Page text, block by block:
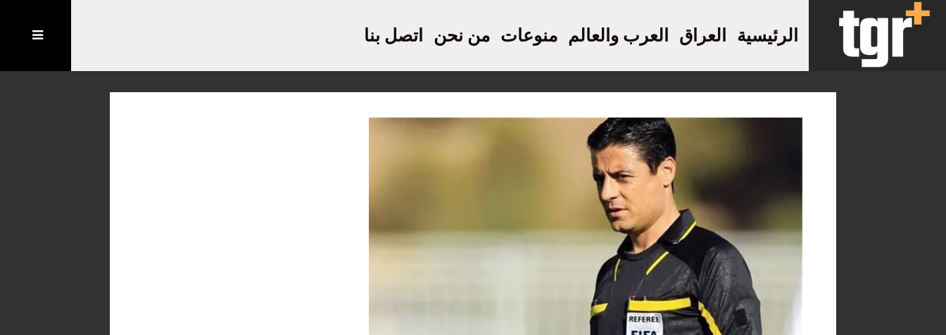
الرئيسية العراق العرب والعالم منوعات من نحن اتصل بنا